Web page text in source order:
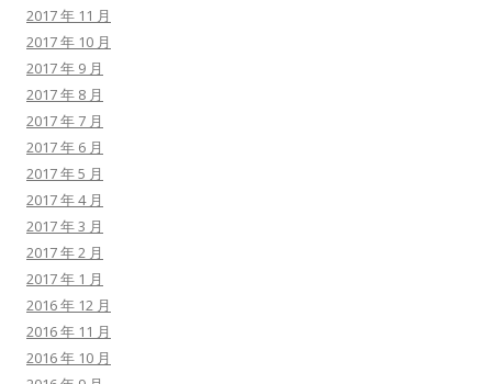
2017 年 11 月
2017 年 10 月
2017 年 9 月
2017 年 8 月
2017 年 7 月
2017 年 6 月
2017 年 5 月
2017 年 4 月
2017 年 3 月
2017 年 2 月
2017 年 1 月
2016 年 12 月
2016 年 11 月
2016 年 10 月